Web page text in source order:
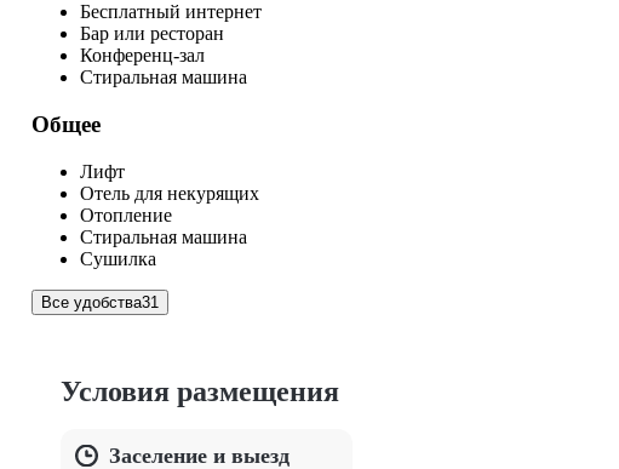
Бесплатный интернет
Бар или ресторан
Конференц-зал
Стиральная машина
Общее
Лифт
Отель для некурящих
Отопление
Стиральная машина
Сушилка
Все удобства31
Условия размещения
Заселение и выезд